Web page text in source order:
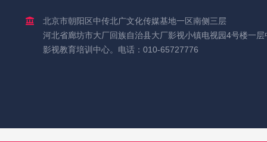
北京市朝阳区中传北广文化传媒基地一区南侧三层
河北省廊坊市大厂回族自治县大厂影视小镇电视园4号楼一层
影视教育培训中心。电话：010-65727776